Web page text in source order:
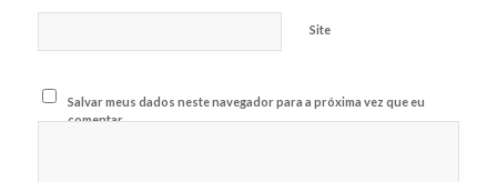
Site
Salvar meus dados neste navegador para a próxima vez que eu
comentar.